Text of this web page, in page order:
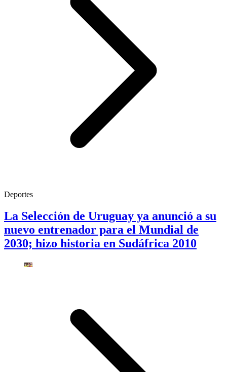
Deportes
La Selección de Uruguay ya anunció a su
nuevo entrenador para el Mundial de
2030; hizo historia en Sudáfrica 2010